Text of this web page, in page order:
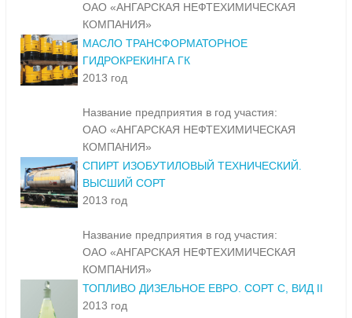
ОАО «АНГАРСКАЯ НЕФТЕХИМИЧЕСКАЯ
КОМПАНИЯ»
МАСЛО ТРАНСФОРМАТОРНОЕ
ГИДРОКРЕКИНГА ГК
2013 год
Название предприятия в год участия:
ОАО «АНГАРСКАЯ НЕФТЕХИМИЧЕСКАЯ
КОМПАНИЯ»
СПИРТ ИЗОБУТИЛОВЫЙ ТЕХНИЧЕСКИЙ.
ВЫСШИЙ СОРТ
2013 год
Название предприятия в год участия:
ОАО «АНГАРСКАЯ НЕФТЕХИМИЧЕСКАЯ
КОМПАНИЯ»
ТОПЛИВО ДИЗЕЛЬНОЕ ЕВРО. СОРТ С, ВИД II
2013 год